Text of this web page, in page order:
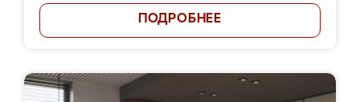
ПОДРОБНЕЕ